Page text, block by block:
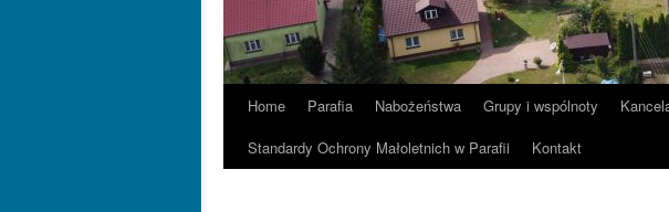
Home Parafia Nabożeństwa Grupy i wspólnoty
Standardy Ochrony Małoletnich w Parafii
Kontakt